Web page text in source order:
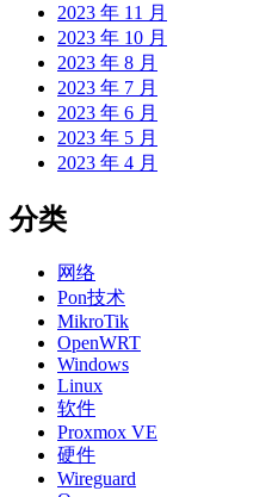
2023 年 11 月
2023 年 10 月
2023 年 8 月
2023 年 7 月
2023 年 6 月
2023 年 5 月
2023 年 4 月
分类
网络
Pon技术
MikroTik
OpenWRT
Windows
Linux
软件
Proxmox VE
硬件
Wireguard